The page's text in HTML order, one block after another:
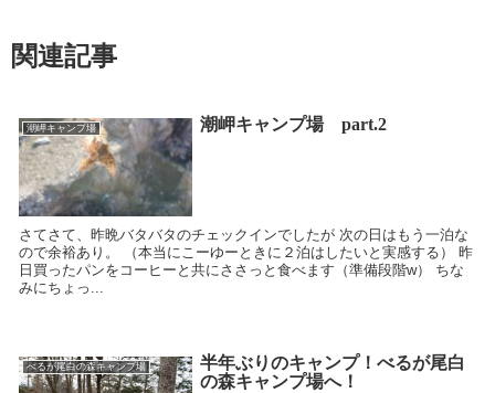
関連記事
潮岬キャンプ場 潮岬キャンプ場 part.2
さてさて、昨晩バタバタのチェックインでしたが 次の日はもう一泊な
ので余裕あり。 （本当にこーゆーときに２泊はしたいと実感する） 昨
日買ったパンをコーヒーと共にささっと食べます（準備段階w） ちな
みにちょっ...
べるが尾白の森キャンプ場
半年ぶりのキャンプ！べるが尾白
の森キャンプ場へ！